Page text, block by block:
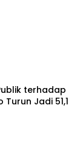
terhadap
Jadi 51,1